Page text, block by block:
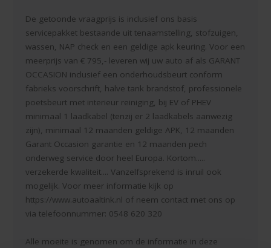
De getoonde vraagprijs is inclusief ons basis
servicepakket bestaande uit tenaamstelling, stofzuigen,
wassen, NAP check en een geldige apk keuring. Voor een
meerprijs van € 795,- leveren wij uw auto af als GARANT
OCCASION inclusief een onderhoudsbeurt conform
fabrieks voorschrift, halve tank brandstof, professionele
poetsbeurt met interieur reiniging, bij EV of PHEV
minimaal 1 laadkabel (tenzij er 2 laadkabels aanwezig
zijn), minimaal 12 maanden geldige APK, 12 maanden
Garant Occasion garantie en 12 maanden pech
onderweg service door heel Europa. Kortom.....
verzekerde kwaliteit.... Vanzelfsprekend is inruil ook
mogelijk. Voor meer informatie kijk op
https://www.autoaaltink.nl of neem contact met ons op
via telefoonnummer: 0548 620 320
Alle moeite is genomen om de informatie in deze